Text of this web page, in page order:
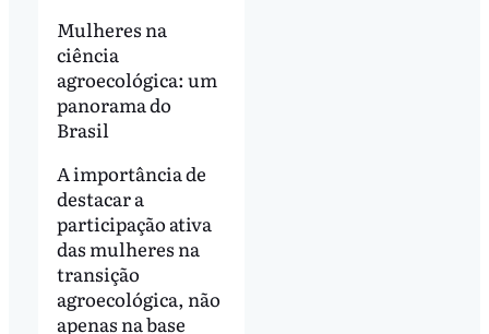
Mulheres na
ciência
agroecológica: um
panorama do
Brasil
A importância de
destacar a
participação ativa
das mulheres na
transição
agroecológica, não
apenas na base